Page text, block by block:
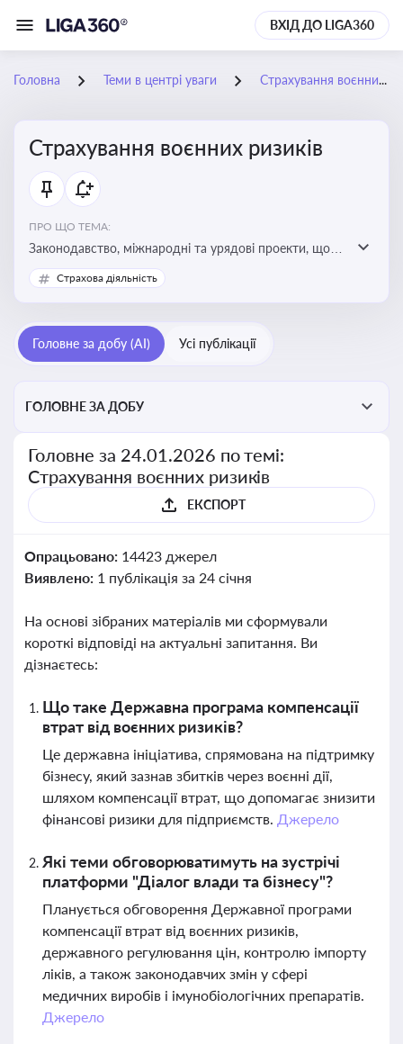
ВХІД ДО LIGA360
Головна Теми в центрі уваги Страхування воєнних ризиків
Страхування воєнних ризиків
ПРО ЩО ТЕМА:
Законодавство, міжнародні та урядові проекти, що
визначають та знижують воєнні ризики для власників
майна, боржників та кредиторів
Страхова діяльність
Головне за добу (AI) Усі публікації
ГОЛОВНЕ ЗА ДОБУ
Головне за 24.01.2026 по темі:
Страхування воєнних ризиків
ЕКСПОРТ
Опрацьовано: 14423 джерел
Виявлено: 1 публікація за 24 січня
На основі зібраних матеріалів ми сформували
короткі відповіді на актуальні запитання. Ви
дізнаєтесь:
Що таке Державна програма компенсації
втрат від воєнних ризиків?
Це державна ініціатива, спрямована на підтримку
бізнесу, який зазнав збитків через воєнні дії,
шляхом компенсації втрат, що допомагає знизити
фінансові ризики для підприємств. Джерело
Які теми обговорюватимуть на зустрічі
платформи "Діалог влади та бізнесу"?
Планується обговорення Державної програми
компенсації втрат від воєнних ризиків,
державного регулювання цін, контролю імпорту
ліків, а також законодавчих змін у сфері
медичних виробів і імунобіологічних препаратів.
Джерело